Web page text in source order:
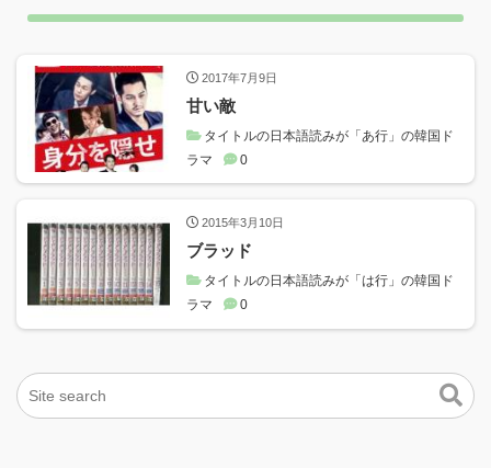
2017年7月9日
甘い敵
タイトルの日本語読みが「あ行」の韓国ド
ラマ
0
2015年3月10日
ブラッド
タイトルの日本語読みが「は行」の韓国ド
ラマ
0